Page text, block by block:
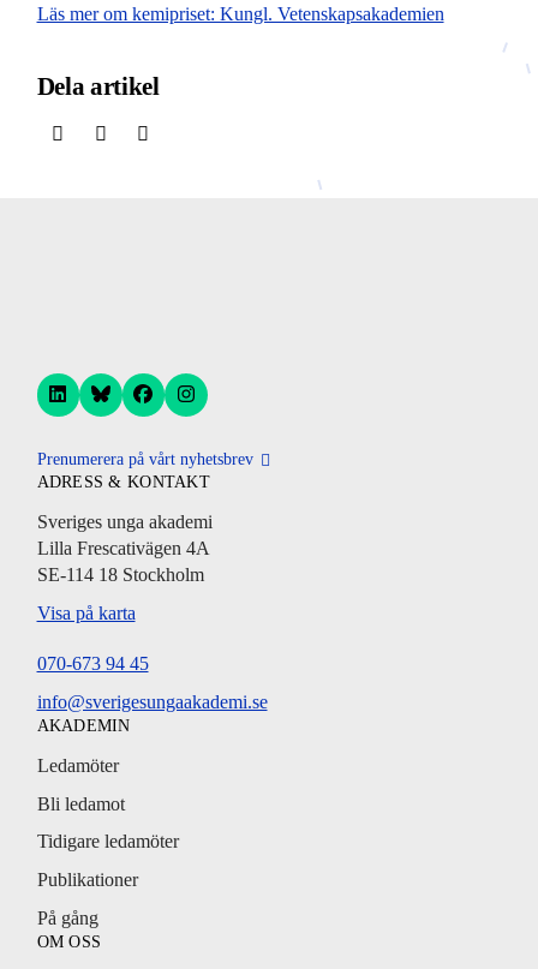
Läs mer om kemipriset: Kungl. Vetenskapsakademien
Dela artikel
Prenumerera på vårt nyhetsbrev
ADRESS & KONTAKT
Sveriges unga akademi
Lilla Frescativägen 4A
SE-114 18 Stockholm
Visa på karta
070-673 94 45
info@sverigesungaakademi.se
AKADEMIN
Ledamöter
Bli ledamot
Tidigare ledamöter
Publikationer
På gång
OM OSS